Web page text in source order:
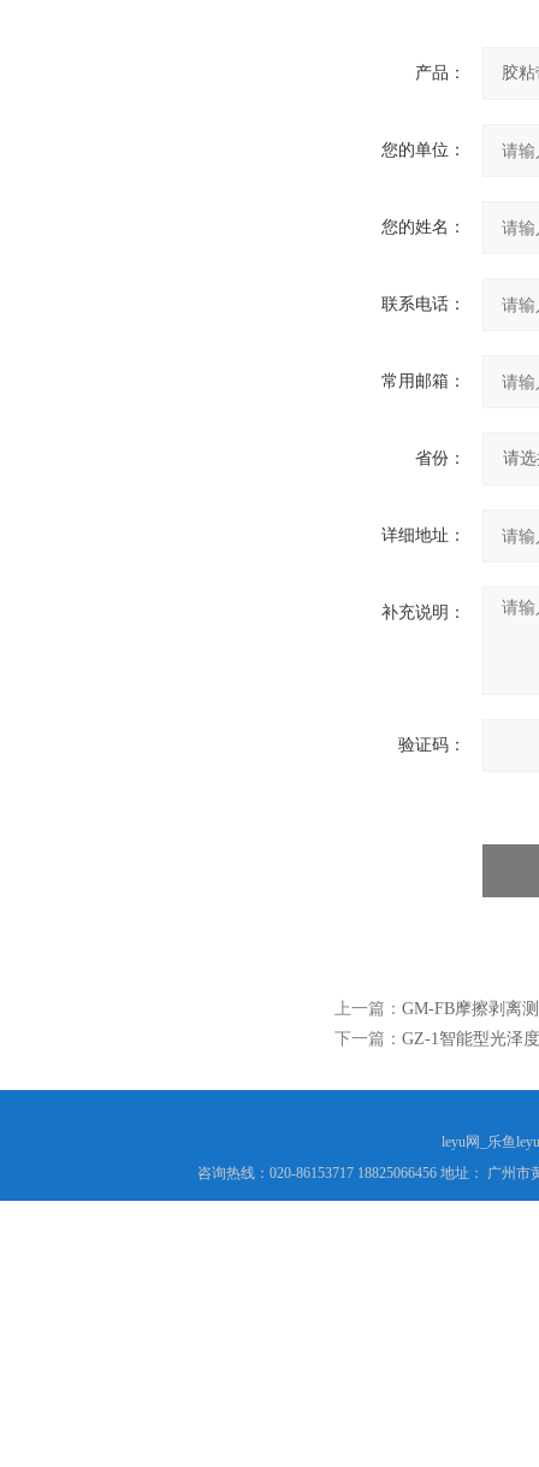
产品：
您的单位：
您的姓名：
联系电话：
常用邮箱：
省份：
详细地址：
补充说明：
验证码：
上一篇： GM-FB摩擦剥离
下一篇： GZ-1智能型光泽
leyu网_乐鱼
咨询热线：020-86153717 18825066456 地址： 广州